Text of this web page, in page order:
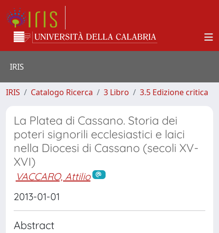
IRIS
IRIS Catalogo Ricerca 3 Libro 3.5 Edizione critica
La Platea di Cassano. Storia dei
poteri signorili ecclesiastici e laici
nella Diocesi di Cassano (secoli XV-
XVI)
VACCARO, Attilio
2013-01-01
Abstract